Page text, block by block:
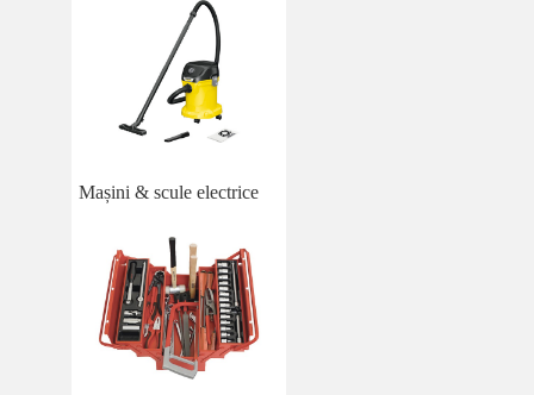
Mașini & scule electrice